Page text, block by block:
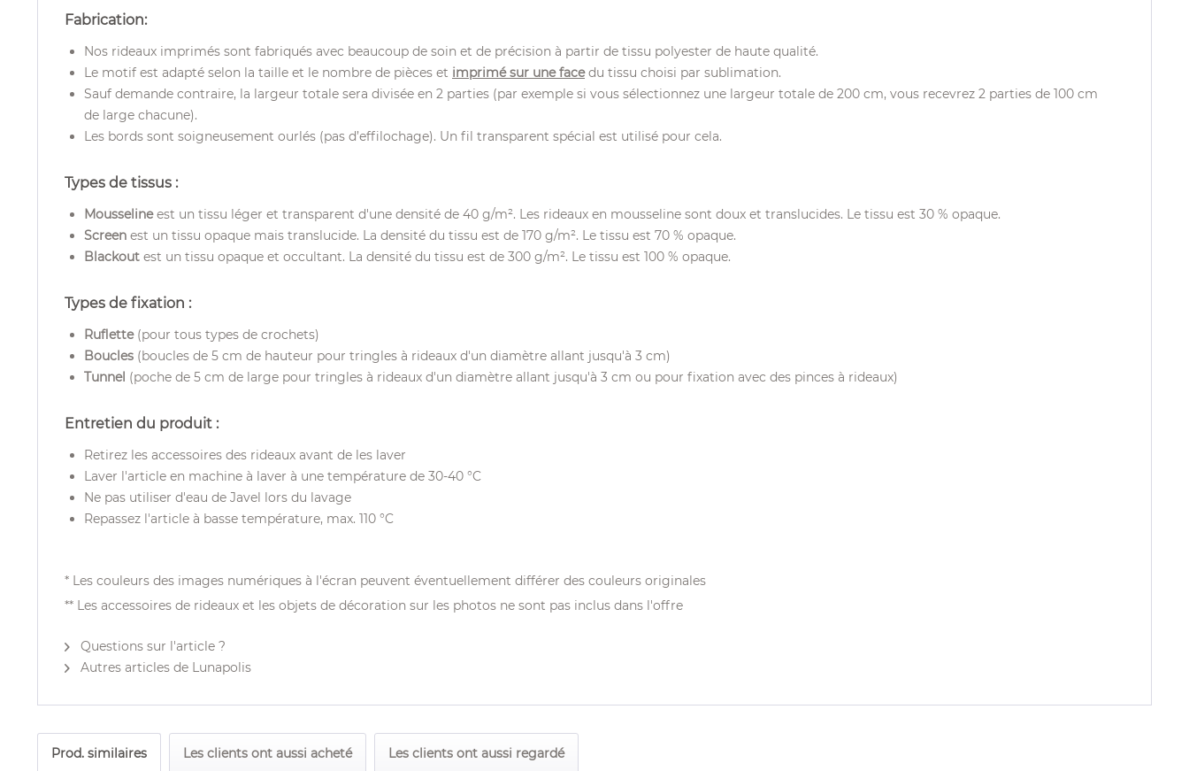
Fabrication:
Nos rideaux imprimés sont fabriqués avec beaucoup de soin et de précision à partir de tissu polyester de haute qualité.
Le motif est adapté selon la taille et le nombre de pièces et imprimé sur une facedu tissu choisi par sublimation.
Sauf demande contraire, la largeur totale sera divisée en 2 parties (par exemple si vous sélectionnez une largeur totale de 200 cm, vous recevrez 2 parties de 100 cm
de large chacune).
Les bords sont soigneusement ourlés (pas d’effilochage). Un fil transparent spécial est utilisé pour cela.
Types de tissus :
Мousselineest un tissu léger et transparent d'une densité de 40 g/m². Les rideaux en mousseline sont doux et translucides. Le tissu est 30 % opaque.
Screen est un tissu opaque mais translucide. La densité du tissu est de 170 g/m². Le tissu est 70 % opaque.
Blackout est un tissu opaque et occultant. La densité du tissu est de 300 g/m². Le tissu est 100 % opaque.
Types de fixation :
Ruflette(pour tous types de crochets)
Boucles (boucles de 5 cm de hauteur pour tringles à rideaux d'un diamètre allant jusqu'à 3 cm)
Tunnel (poche de 5 cm de large pour tringles à rideaux d'un diamètre allant jusqu'à 3 cm ou pour fixation avec des pinces à rideaux)
Entretien du produit :
Retirez les accessoires des rideaux avant de les laver
Laver l'article en machine à laver à une température de 30-40 °C
Ne pas utiliser d'eau de Javel lors du lavage
Repassez l'article à basse température, max. 110 °C
* Les couleurs des images numériques à l'écran peuvent éventuellement différer des couleurs originales
** Les accessoires de rideaux et les objets de décoration sur les photos ne sont pas inclus dans l'offre
Questions sur l'article ?
Autres articles de Lunapolis
Prod. similaires Les clients ont aussi acheté Les clients ont aussi regardé